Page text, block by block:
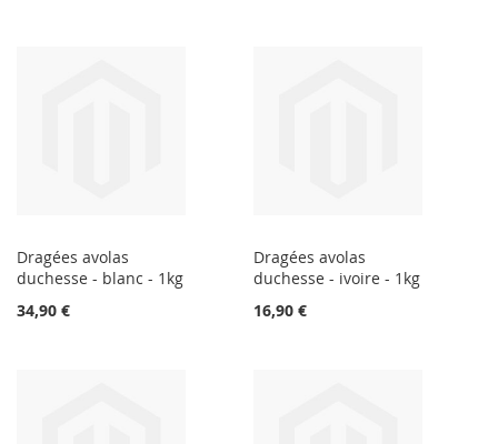
Dragées avolas
duchesse - blanc - 1kg
34,90 €
Dragées avolas
duchesse - ivoire - 1kg
16,90 €